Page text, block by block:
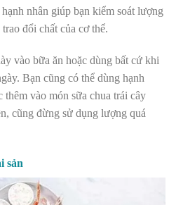
nhân giúp bạn kiểm soát lượng
đổi chất của cơ thể.
vào bữa ăn hoặc dùng bất cứ khi
Bạn cũng có thể dùng hạnh
thêm vào món sữa chua trái cây
cũng đừng sử dụng lượng quá
sản